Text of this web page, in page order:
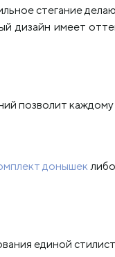
стегание
дизайн имеет
позволит каждому
донышек либо
единой